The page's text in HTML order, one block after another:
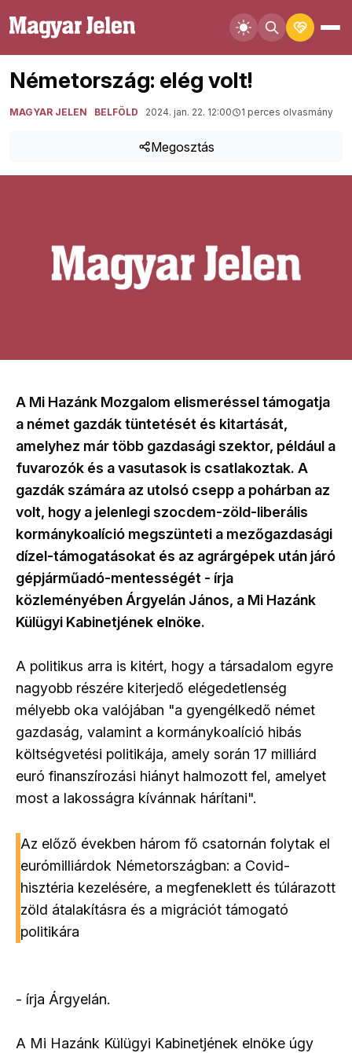
Németország: elég volt!
MAGYAR JELEN BELFÖLD 2024. jan. 22. 12:00 1 perces olvasmány
Megosztás
A Mi Hazánk Mozgalom elismeréssel támogatja
a német gazdák tüntetését és kitartását,
amelyhez már több gazdasági szektor, például a
fuvarozók és a vasutasok is csatlakoztak. A
gazdák számára az utolsó csepp a pohárban az
volt, hogy a jelenlegi szocdem-zöld-liberális
kormánykoalíció megszünteti a mezőgazdasági
dízel-támogatásokat és az agrárgépek után járó
gépjárműadó-mentességét - írja
közleményében Árgyelán János, a Mi Hazánk
Külügyi Kabinetjének elnöke.
A politikus arra is kitért, hogy a társadalom egyre
nagyobb részére kiterjedő elégedetlenség
mélyebb oka valójában "a gyengélkedő német
gazdaság, valamint a kormánykoalíció hibás
költségvetési politikája, amely során 17 milliárd
euró finanszírozási hiányt halmozott fel, amelyet
most a lakosságra kívánnak hárítani".
Az előző években három fő csatornán folytak el
eurómilliárdok Németországban: a Covid-
hisztéria kezelésére, a megfeneklett és túlárazott
zöld átalakításra és a migrációt támogató
politikára
- írja Árgyelán.
A Mi Hazánk Külügyi Kabinetjének elnöke úgy